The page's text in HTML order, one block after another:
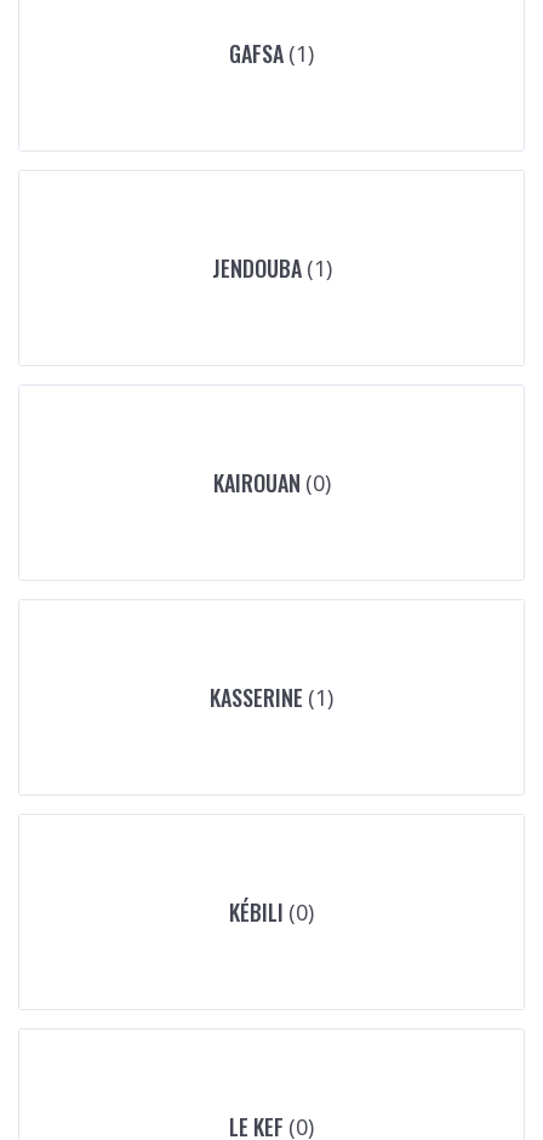
GAFSA (1)
JENDOUBA (1)
KAIROUAN (0)
KASSERINE (1)
KÉBILI (0)
LE KEF (0)